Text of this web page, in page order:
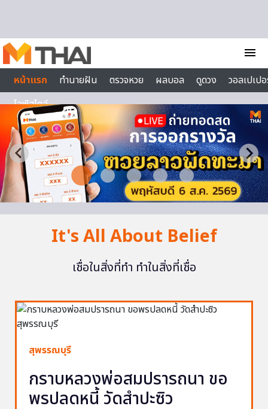
menu
หน้าแรก
ทำนายฝัน ตรวจหวย ผลบอล ดูดวง
วอลเปเป
ไลฟ์สไตล์
It's All About Belief
เชื่อในสิ่งที่ทำ ทำในสิ่งที่เชื่อ
สุพรรณบุรี
กราบหลวงพ่อสมปรารถนา ขอ
พรปลดหนี้ วัดสำปะซิว